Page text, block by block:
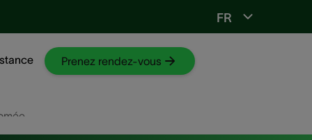
FR
Prenez rendez-vous
Vers ORL-web